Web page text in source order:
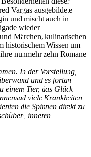
Vargas ausgebildete
und mischt auch in
wieder
Märchen, kulinarischen
historischem Wissen um
nunmehr zehn Romane
In der Vorstellung,
und es fortan
einem Tier, das Glück
viele Krankheiten
die Spinnen direkt zu
inneren